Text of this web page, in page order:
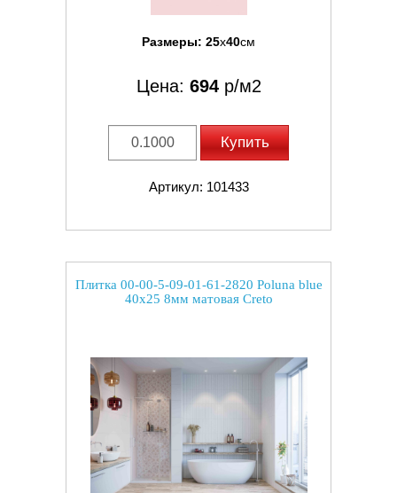
Размеры: 25x40см
Цена: 694р/м2
Купить
Артикул: 101433
Плитка 00-00-5-09-01-61-2820 Poluna blue
40x25 8мм матовая Creto